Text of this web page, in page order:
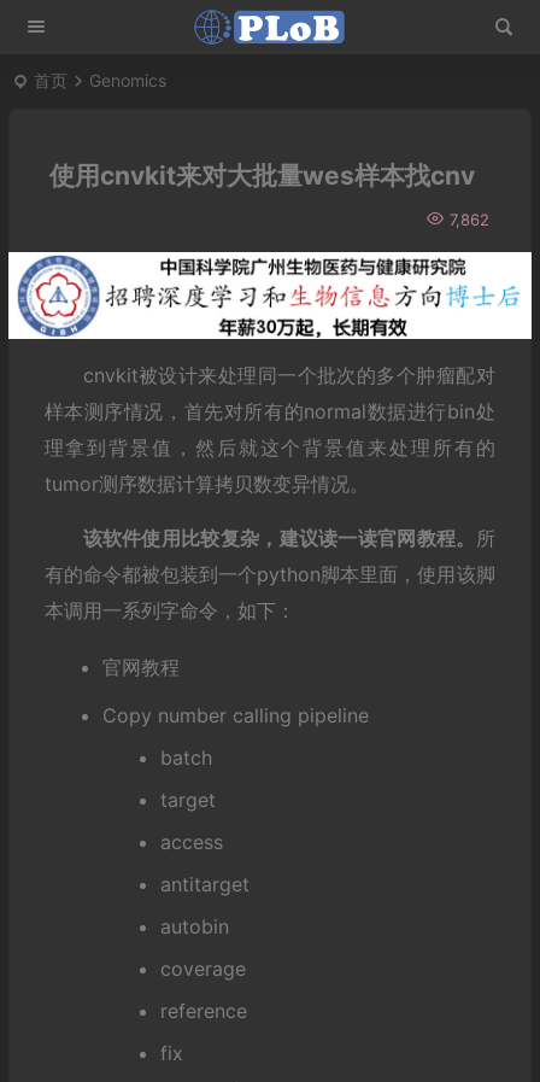
首页 Genomics
使用cnvkit来对大批量wes样本找cnv
7,862
cnvkit被设计来处理同一个批次的多个肿瘤配对
样本测序情况，首先对所有的normal数据进行bin处
理拿到背景值，然后就这个背景值来处理所有的
tumor测序数据计算拷贝数变异情况。
该软件使用比较复杂，建议读一读官网教程。 所
有的命令都被包装到一个python脚本里面，使用该脚
本调用一系列字命令，如下：
官网教程
Copy number calling pipeline
batch
target
access
antitarget
autobin
coverage
reference
fix